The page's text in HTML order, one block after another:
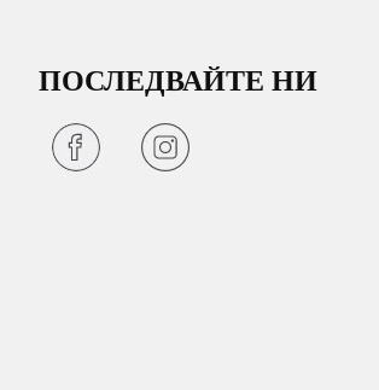
ПОСЛЕДВАЙТЕ НИ